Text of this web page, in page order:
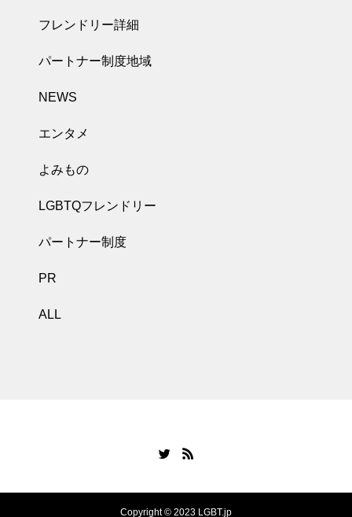
フレンドリー詳細
パートナー制度地域
NEWS
エンタメ
よみもの
LGBTQフレンドリー
パートナー制度
PR
ALL
Copyright © 2023 LGBT.jp